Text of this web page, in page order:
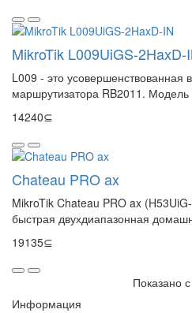
MikroTik L009UiGS-2HaxD-
L009 - это усовершенствованная
маршрутизатора RB2011.
14240⊆
Chateau PRO ax
MikroTik Chateau PRO ax
быстрая двухдиапазонная
19135⊆
Показано
Информация